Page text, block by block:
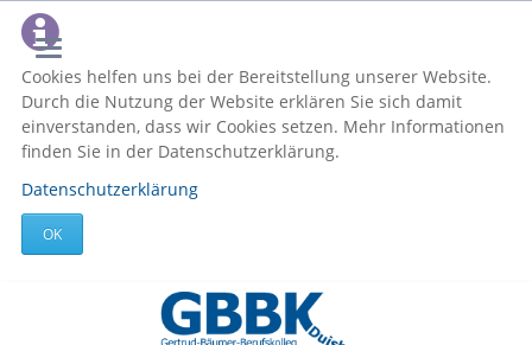
Cookies helfen uns bei der Bereitstellung unserer Website.
Durch die Nutzung der Website erklären Sie sich damit
einverstanden, dass wir Cookies setzen. Mehr Informationen
finden Sie in der Datenschutzerklärung.
Datenschutzerklärung
OK